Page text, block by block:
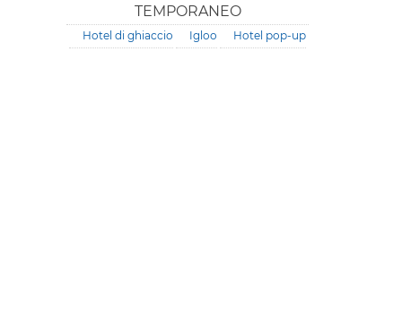
TEMPORANEO
Hotel di ghiaccio Igloo Hotel pop-up